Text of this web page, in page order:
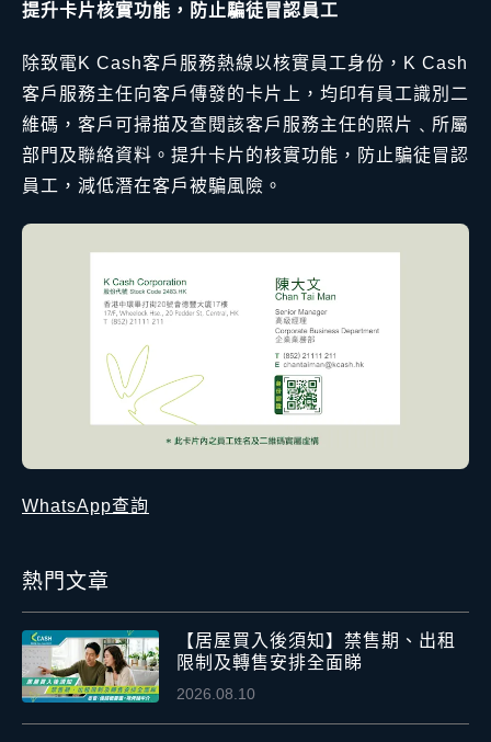
提升卡片核實功能，防止騙徒冒認員工
除致電K Cash客戶服務熱線以核實員工身份，K Cash
客戶服務主任向客戶傳發的卡片上，均印有員工識別二
維碼，客戶可掃描及查閱該客戶服務主任的照片﹑所屬
部門及聯絡資料。提升卡片的核實功能，防止騙徒冒認
員工，減低潛在客戶被騙風險。
WhatsApp查詢
熱門文章
【居屋買入後須知】禁售期、出租
限制及轉售安排全面睇
2026.08.10